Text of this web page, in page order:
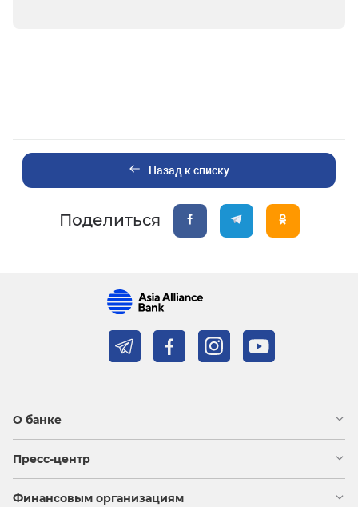
Назад к списку
Поделиться
О банке
Пресс-центр
Финансовым организациям